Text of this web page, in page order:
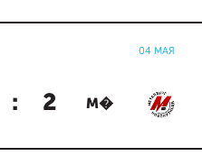
04 МАЯ
: 2 М�